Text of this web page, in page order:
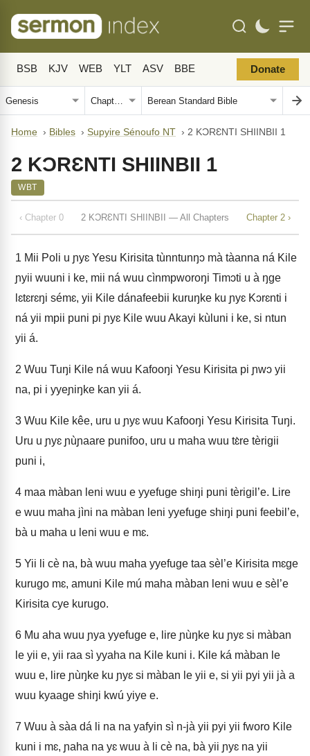
BSB KJV WEB YLT ASV BBE Donate
Home › Bibles › Supyire Sénoufo NT › 2 KƆRƐNTI SHIINBII 1
2 KƆRƐNTI SHIINBII 1
WBT
‹ Chapter 0 2 KƆRƐNTI SHIINBII — All Chapters Chapter 2 ›
1 Mii Poli u ɲyɛ Yesu Kirisita tùnntunŋɔ mà tàanna ná Kile
ɲyii wuuni i ke, mii ná wuu cìnmpworoŋi Timɔti u à ŋge
lɛtɛrɛŋi sémɛ, yii Kile dánafeebii kuruŋke ku ɲyɛ Kɔrɛnti i
ná yii mpii puni pi ɲyɛ Kile wuu Akayi kùluni i ke, si ntun
yii á.
2 Wuu Tuŋi Kile ná wuu Kafooŋi Yesu Kirisita pi ɲwɔ yii
na, pi i yyeɲiŋke kan yii á.
3 Wuu Kile kêe, uru u ɲyɛ wuu Kafooŋi Yesu Kirisita Tuŋi.
Uru u ɲyɛ ɲùɲaare punifoo, uru u maha wuu tɛ̀re tèrigii
puni i,
4 maa màban leni wuu e yyefuge shiŋi puni tèrigil’e. Lire
e wuu maha jìni na màban leni yyefuge shiŋi puni feebil’e,
bà u maha u leni wuu e mɛ.
5 Yii li cè na, bà wuu maha yyefuge taa sèl’e Kirisita mɛge
kurugo mɛ, amuni Kile mú maha màban leni wuu e sèl’e
Kirisita cye kurugo.
6 Mu aha wuu ɲya yyefuge e, lire ɲùŋke ku ɲyɛ si màban
le yii e, yii raa sì yyaha na Kile kuni i. Kile ká màban le
wuu e, lire ɲùŋke ku ɲyɛ si màban le yii e, si yii pyi yii jà a
wuu kyaage shiŋi kwú yiye e.
7 Wuu à sàa dá li na na yafyin sì n‑jà yii pyi yii fworo Kile
kuni i mɛ, ɲaha na yɛ wuu à li cè na, bà yii ɲyɛ na yii